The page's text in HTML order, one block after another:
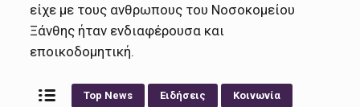
είχε με τους ανθρωπους του Νοσοκομείου
Ξάνθης ήταν ενδιαφέρουσα και
εποικοδομητική.
Top News Ειδήσεις Κοινωνία